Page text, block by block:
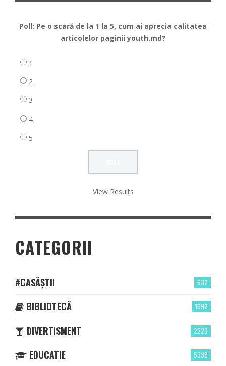
Poll: Pe o scară de la 1 la 5, cum ai aprecia calitatea
articolelor paginii youth.md?
1
2
3
4
5
View Results
CATEGORII
632
#CASĂȘTII
1692
BIBLIOTECĂ
2223
DIVERTISMENT
5339
EDUCATIE